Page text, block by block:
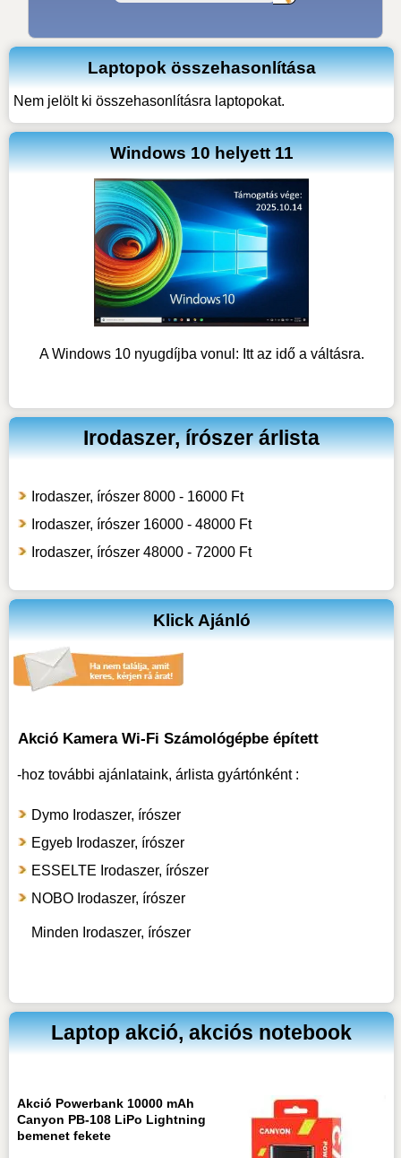
Laptopok összehasonlítása
Nem jelölt ki összehasonlításra laptopokat.
Windows 10 helyett 11
A Windows 10 nyugdíjba vonul: Itt az idő a váltásra.
Irodaszer, írószer árlista
Irodaszer, írószer 8000 - 16000 Ft
Irodaszer, írószer 16000 - 48000 Ft
Irodaszer, írószer 48000 - 72000 Ft
Klick Ajánló
Akció Kamera Wi-Fi Számológépbe épített
-hoz további ajánlataink, árlista gyártónként :
Dymo Irodaszer, írószer
Egyeb Irodaszer, írószer
ESSELTE Irodaszer, írószer
NOBO Irodaszer, írószer
Minden Irodaszer, írószer
Laptop akció, akciós notebook
Akció Powerbank 10000 mAh
Canyon PB-108 LiPo Lightning
bemenet fekete